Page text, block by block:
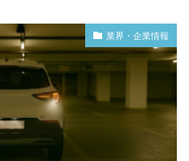
業界・企業情報